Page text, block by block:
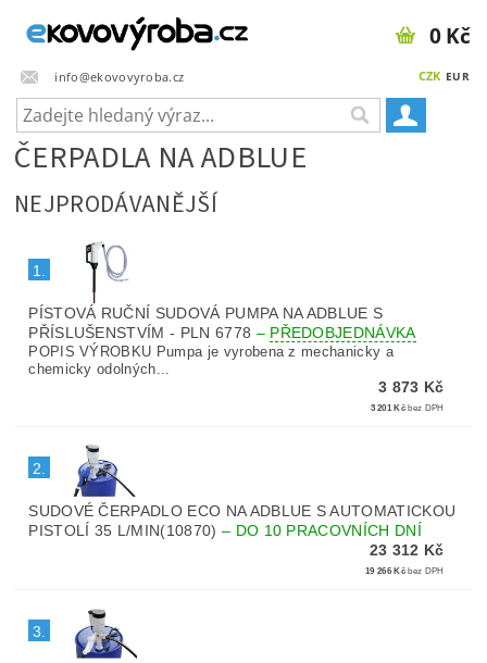
info@ekovovyroba.cz CZK EUR
0 Kč
ČERPADLA NA ADBLUE
NEJPRODÁVANĚJŠÍ
1.
PÍSTOVÁ RUČNÍ SUDOVÁ PUMPA NA ADBLUE S
PŘÍSLUŠENSTVÍM - PLN 6778 – PŘEDOBJEDNÁVKA
POPIS VÝROBKU Pumpa je vyrobena z mechanicky a
chemicky odolných...
3 873 Kč
3 201 Kč bez DPH
2.
SUDOVÉ ČERPADLO ECO NA ADBLUE S AUTOMATICKOU
PISTOLÍ 35 L/MIN(10870) – DO 10 PRACOVNÍCH DNÍ
23 312 Kč
19 266 Kč bez DPH
3.